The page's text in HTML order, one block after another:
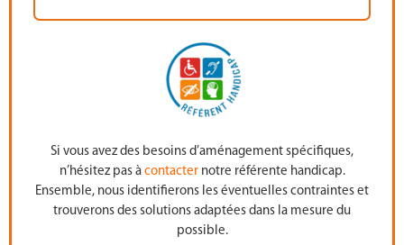
Si vous avez des besoins d’aménagement spécifiques,
n’hésitez pas à contacternotre référente handicap.
Ensemble, nous identifierons les éventuelles contraintes et
trouverons des solutions adaptées dans la mesure du
possible.